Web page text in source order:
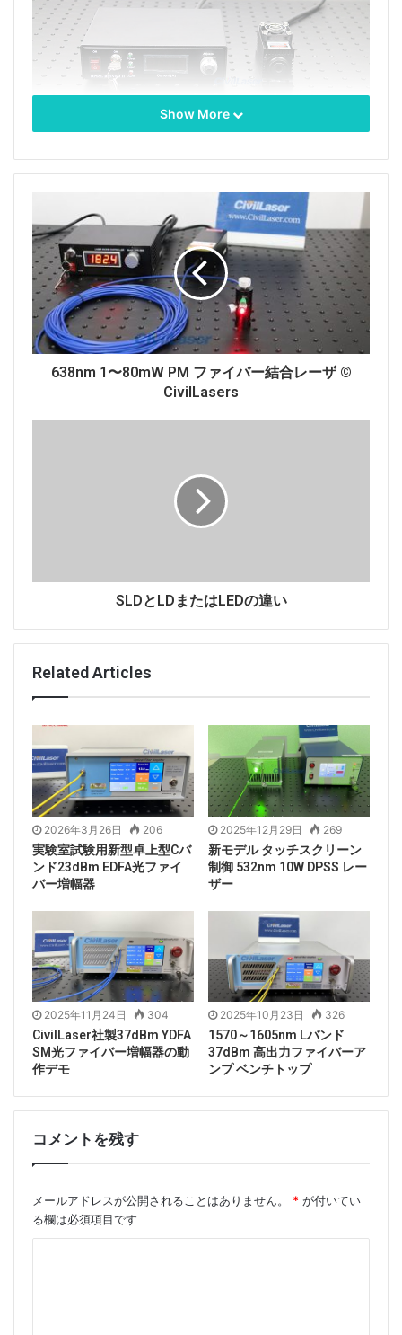
また、レーザーの取り付けは非常に簡単です。レーザー
ヘッドをレーザー電源に接続し、AC電源コードを接続
します。 今すぐ確認しましょう。
Tags 375nm UVレーザー ダイオードレーザー
レーザービーム 半導体レーザー
Show More
638nm 1〜80mW PM ファイバー結合レーザ ©
CivilLasers
SLDとLDまたはLEDの違い
Related Articles
2026年3月26日 206
実験室試験用新型卓上型Cバ
ンド23dBm EDFA光ファイ
バー増幅器
2025年12月29日 269
新モデル タッチスクリーン
制御 532nm 10W DPSS レー
ザー
2025年11月24日 304
CivilLaser社製37dBm YDFA
SM光ファイバー増幅器の動
作デモ
2025年10月23日 326
1570～1605nm Lバンド
37dBm 高出力ファイバーア
ンプ ベンチトップ
コメントを残す
メールアドレスが公開されることはありません。 * が付いてい
る欄は必須項目です